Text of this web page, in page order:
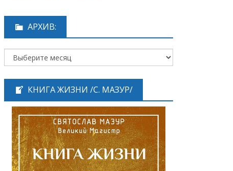
АРХИВ:
КНИГА ЖИЗНИ /С. МАЗУР/